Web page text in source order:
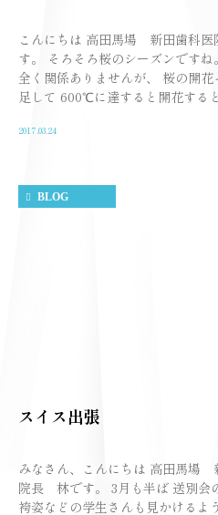
こんにちは 高田馬場 新田歯科
す。 そろそろ桜のシーズンです
全く関係ありませんが、 桜の開
足して 600℃に達すると開花す
2017.03.24
BLOG
スイス出張
みなさん、こんにちは 高田馬場
院長 林です。 3月も半ば 送別会
袴姿などの学生さんも見かけるよ